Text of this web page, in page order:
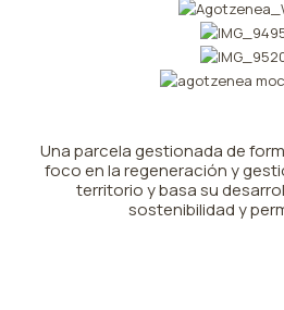
Una parcela gestionada de
foco en la regeneración y
territorio y basa su
sostenibilidad y